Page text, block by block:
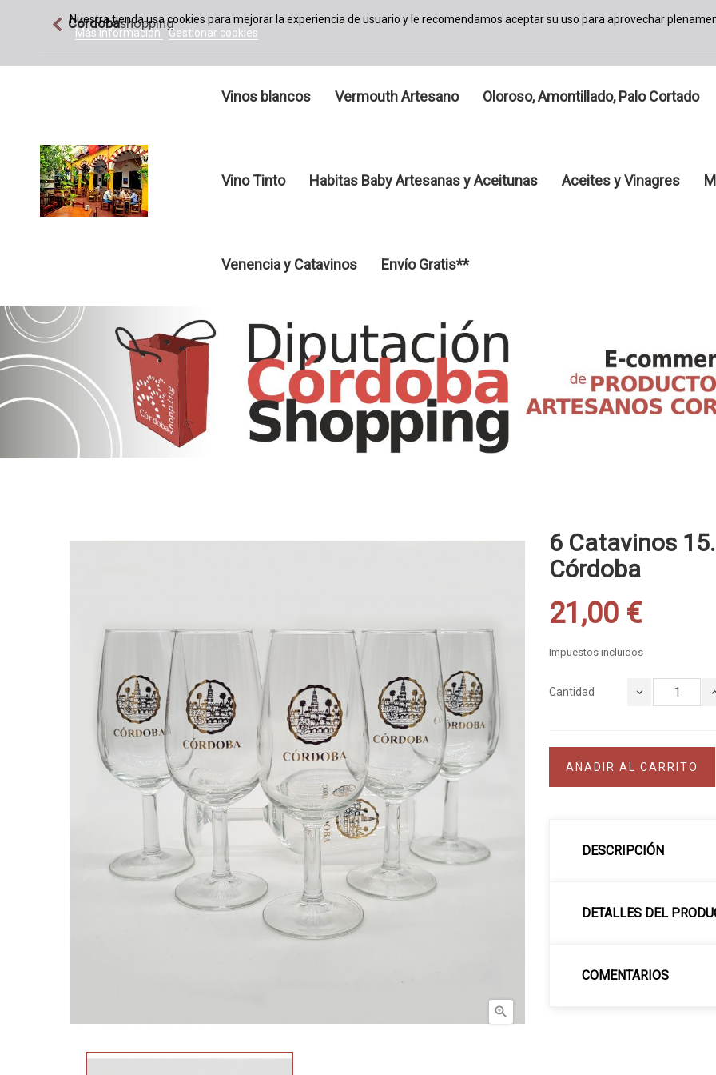
Córdobashopping
Nuestra tienda usa cookies para mejorar la experiencia de usuario y le recomendamos aceptar su uso para aprovechar
Más información
Gestionar cookies
Vinos blancos Vermouth Artesano Oloroso, Amontillado, Palo Cortado
Vino Tinto Habitas Baby Artesanas y Aceitunas Aceites y Vinagres
Venencia y Catavinos Envío Gratis**

6 Catavinos
Córdoba
21,00 €
Impuestos incluidos
Cantidad
AÑADIR AL CARRITO
DESCRIPCIÓN
DETALLES DEL
COMENTARIOS